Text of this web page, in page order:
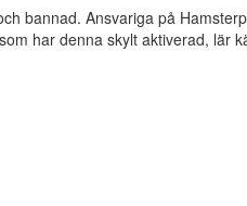
bannad. Ansvariga på
har denna skylt aktiverad, lär